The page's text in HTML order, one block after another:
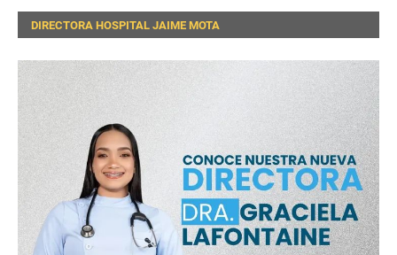
DIRECTORA HOSPITAL JAIME MOTA